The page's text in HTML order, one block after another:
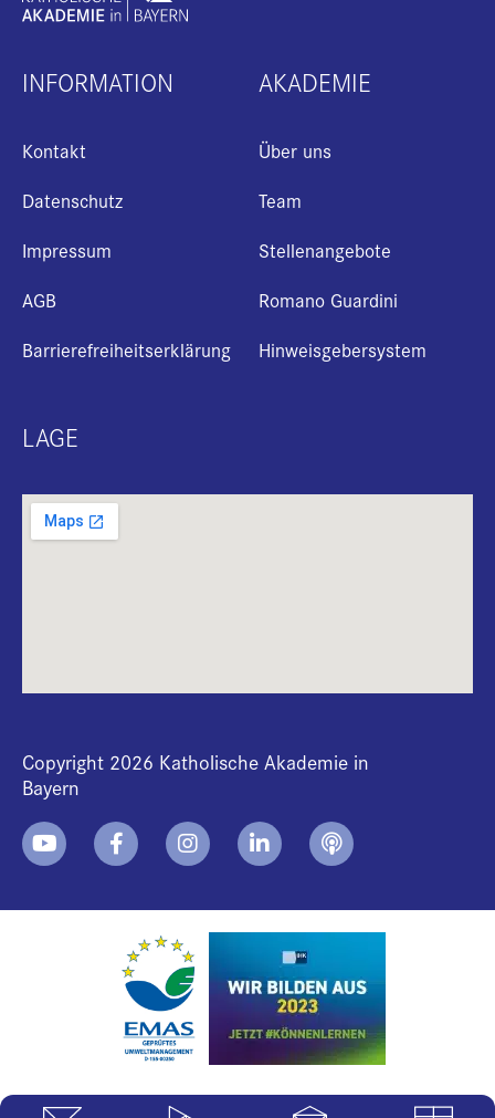
INFORMATION
Kontakt
Datenschutz
Impressum
AGB
Barrierefreiheitserklärung
AKADEMIE
Über uns
Team
Stellenangebote
Romano Guardini
Hinweisgebersystem
LAGE
Copyright 2026 Katholische Akademie in
Bayern